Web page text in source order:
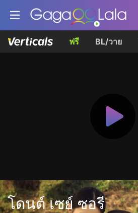
ฟรี BL/วาย
โดนต์ เซย์ ซอรี